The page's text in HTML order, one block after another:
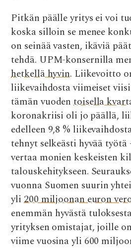
Pitkän päälle yritys ei voi
koska silloin se menee
on seinää vasten, ikäviä
tehdä. UPM-konsernilla
hetkellä hyvin. Liikevoitto
liikevaihdosta viimeiset
tämän vuodentoisella
koronakriisi oli jo päällä,
edelleen 9,8 %
tehnyt selkeästi hyvää
vertaa monien keskeisten
talouskehitykseen.
vuonna Suomen suurin
yli200 miljoonan euron
enemmän hyvästä
yrityksen omistajat, joille
viime vuosina yli 600